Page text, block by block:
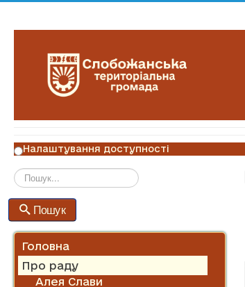
Налаштування доступності
Пошук
Головна
Про раду
Алея Слави